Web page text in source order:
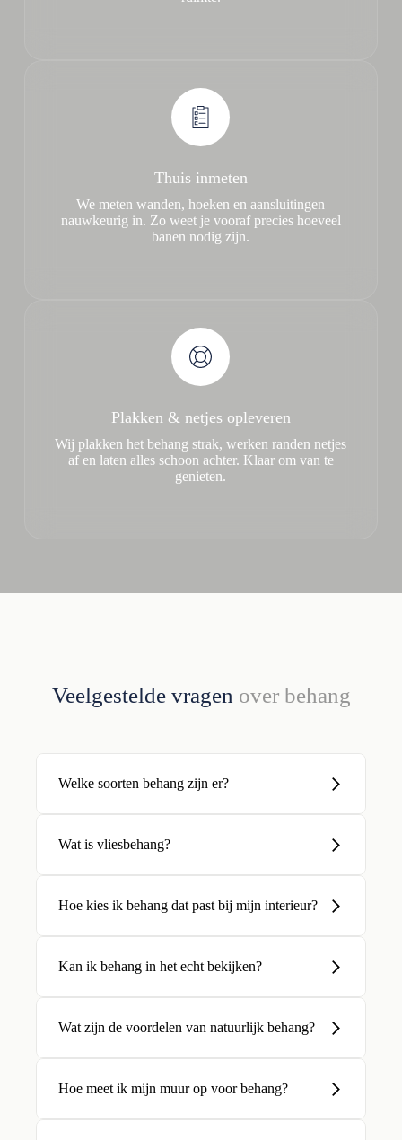
Thuis inmeten
We meten wanden, hoeken en aansluitingen
nauwkeurig in. Zo weet je vooraf precies hoeveel
banen nodig zijn.
Plakken & netjes opleveren
Wij plakken het behang strak, werken randen netjes
af en laten alles schoon achter. Klaar om van te
genieten.
Veelgestelde vragen over behang
Welke soorten behang zijn er?
Wat is vliesbehang?
Hoe kies ik behang dat past bij mijn interieur?
Kan ik behang in het echt bekijken?
Wat zijn de voordelen van natuurlijk behang?
Hoe meet ik mijn muur op voor behang?